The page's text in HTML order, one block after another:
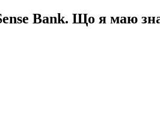
Bank. Що я маю